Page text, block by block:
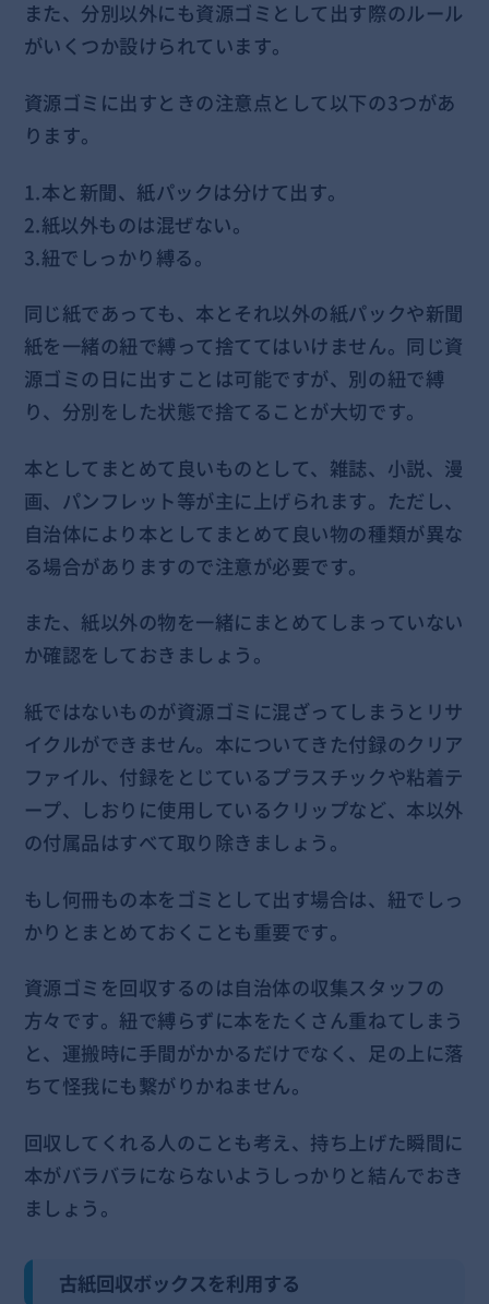
また、分別以外にも資源ゴミとして出す際のルール
がいくつか設けられています。
資源ゴミに出すときの注意点として以下の3つがあ
ります。
1.本と新聞、紙パックは分けて出す。
2.紙以外ものは混ぜない。
3.紐でしっかり縛る。
同じ紙であっても、本とそれ以外の紙パックや新聞
紙を一緒の紐で縛って捨ててはいけません。同じ資
源ゴミの日に出すことは可能ですが、別の紐で縛
り、分別をした状態で捨てることが大切です。
本としてまとめて良いものとして、雑誌、小説、漫
画、パンフレット等が主に上げられます。ただし、
自治体により本としてまとめて良い物の種類が異な
る場合がありますので注意が必要です。
また、紙以外の物を一緒にまとめてしまっていない
か確認をしておきましょう。
紙ではないものが資源ゴミに混ざってしまうとリサ
イクルができません。本についてきた付録のクリア
ファイル、付録をとじているプラスチックや粘着テ
ープ、しおりに使用しているクリップなど、本以外
の付属品はすべて取り除きましょう。
もし何冊もの本をゴミとして出す場合は、紐でしっ
かりとまとめておくことも重要です。
資源ゴミを回収するのは自治体の収集スタッフの
方々です。紐で縛らずに本をたくさん重ねてしまう
と、運搬時に手間がかかるだけでなく、足の上に落
ちて怪我にも繋がりかねません。
回収してくれる人のことも考え、持ち上げた瞬間に
本がバラバラにならないようしっかりと結んでおき
ましょう。
古紙回収ボックスを利用する